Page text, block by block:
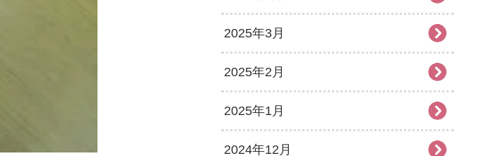
2025年3月
2025年2月
2025年1月
2024年12月